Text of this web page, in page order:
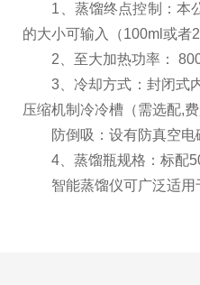
1、蒸馏终点控制：本公
的大小可输入（100ml或者
2、至大加热功率：
3、冷却方式：封闭式内
压缩机制冷冷槽（需选配,
防倒吸：设有防真空电磁
4、蒸馏瓶规格：标配
智能蒸馏仪可广泛适用于